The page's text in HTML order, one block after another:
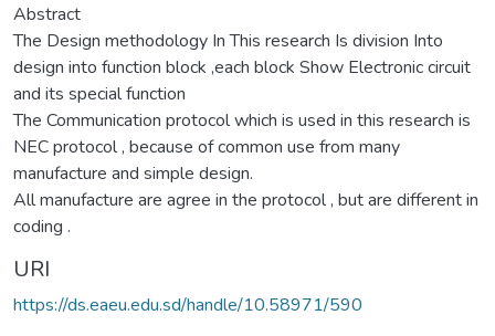
Abstract
The Design methodology In This research Is division Into
design into function block ,each block Show Electronic circuit
and its special function
The Communication protocol which is used in this research is
NEC protocol , because of common use from many
manufacture and simple design.
All manufacture are agree in the protocol , but are different in
coding .
URI
https://ds.eaeu.edu.sd/handle/10.58971/590